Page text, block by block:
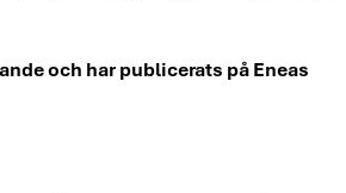
och har publicerats på Eneas